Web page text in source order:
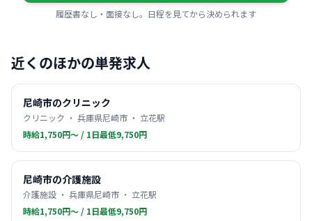
履歴書なし・面接なし。日程を見てから決められます
近くのほかの単発求人
尼崎市のクリニック
クリニック ・ 兵庫県尼崎市 ・ 立花駅
時給1,750円〜 / 1日最低9,750円
尼崎市の介護施設
介護施設 ・ 兵庫県尼崎市 ・ 立花駅
時給1,750円〜 / 1日最低9,750円